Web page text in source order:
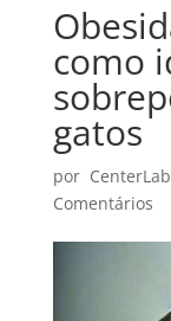
como
gatos
por CenterLab
Comentários